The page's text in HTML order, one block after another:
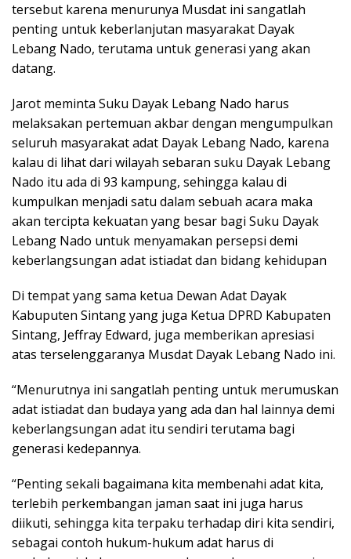
tersebut karena menurunya Musdat ini sangatlah
penting untuk keberlanjutan masyarakat Dayak
Lebang Nado, terutama untuk generasi yang akan
datang.
Jarot meminta Suku Dayak Lebang Nado harus
melaksakan pertemuan akbar dengan mengumpulkan
seluruh masyarakat adat Dayak Lebang Nado, karena
kalau di lihat dari wilayah sebaran suku Dayak Lebang
Nado itu ada di 93 kampung, sehingga kalau di
kumpulkan menjadi satu dalam sebuah acara maka
akan tercipta kekuatan yang besar bagi Suku Dayak
Lebang Nado untuk menyamakan persepsi demi
keberlangsungan adat istiadat dan bidang kehidupan
Di tempat yang sama ketua Dewan Adat Dayak
Kabuputen Sintang yang juga Ketua DPRD Kabupaten
Sintang, Jeffray Edward, juga memberikan apresiasi
atas terselenggaranya Musdat Dayak Lebang Nado ini.
“Menurutnya ini sangatlah penting untuk merumuskan
adat istiadat dan budaya yang ada dan hal lainnya demi
keberlangsungan adat itu sendiri terutama bagi
generasi kedepannya.
“Penting sekali bagaimana kita membenahi adat kita,
terlebih perkembangan jaman saat ini juga harus
diikuti, sehingga kita terpaku terhadap diri kita sendiri,
sebagai contoh hukum-hukum adat harus di